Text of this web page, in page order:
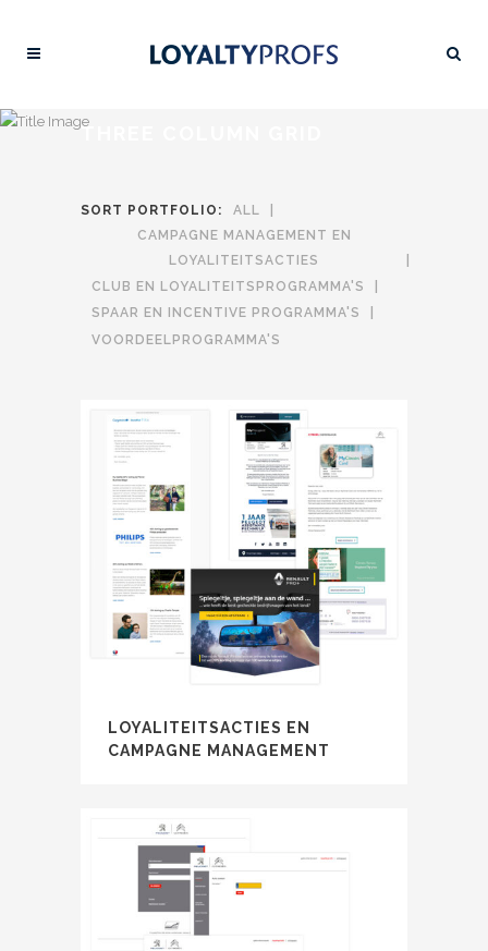
THREE COLUMN GRID
SORT PORTFOLIO:
ALL
CAMPAGNE MANAGEMENT EN
LOYALITEITSACTIES
CLUB EN LOYALITEITSPROGRAMMA'S
SPAAR EN INCENTIVE PROGRAMMA'S
VOORDEELPROGRAMMA'S
LOYALITEITSACTIES EN
CAMPAGNE MANAGEMENT